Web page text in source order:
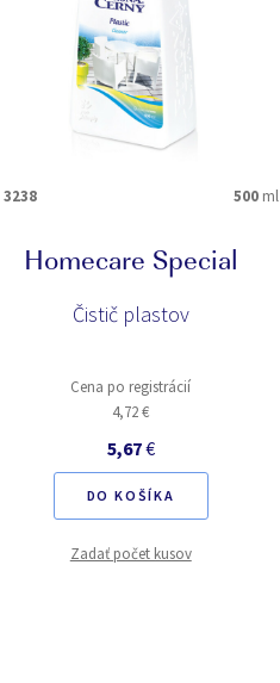
3238 500ml
Homecare Special
Čistič plastov
Cena po registrácií
4,72 €
5,67€
DO KOŠÍKA
Zadať počet kusov